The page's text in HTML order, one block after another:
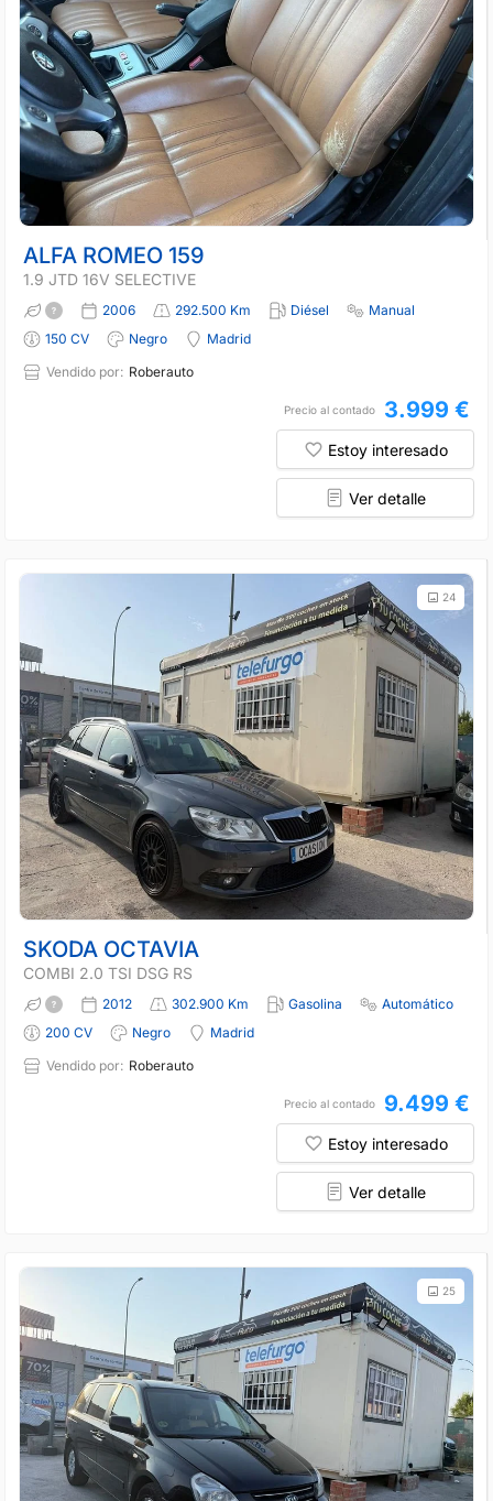
ALFA ROMEO 159
1.9 JTD 16V SELECTIVE
2006 292.500 Km Diésel
Manual
150 CV
Negro
Madrid
Vendido por: Roberauto
Precio al contado 3.999 €
Estoy interesado
Ver detalle
24
SKODA OCTAVIA
COMBI 2.0 TSI DSG RS
2012 302.900 Km Gasolina
Automático
200 CV
Negro
Madrid
Vendido por: Roberauto
Precio al contado 9.499 €
Estoy interesado
Ver detalle
25